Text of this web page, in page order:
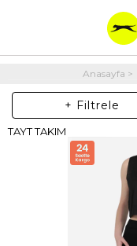
Anasayfa
+ Filtrele
TAYT TAKIM